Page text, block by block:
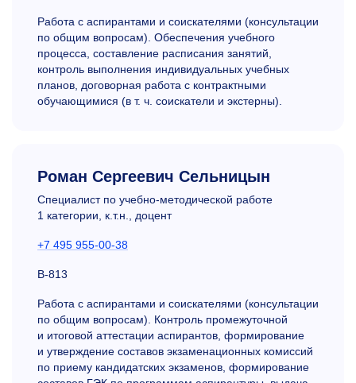
Работа с аспирантами и соискателями (консультации
по общим вопросам). Обеспечения учебного
процесса, составление расписания занятий,
контроль выполнения индивидуальных учебных
планов, договорная работа с контрактными
обучающимися (в т. ч. соискатели и экстерны).
Роман Сергеевич Сельницын
Специалист по учебно-методической работе
1 категории, к.т.н., доцент
+7 495 955-00-38
В-813
Работа с аспирантами и соискателями (консультации
по общим вопросам). Контроль промежуточной
и итоговой аттестации аспирантов, формирование
и утверждение составов экзаменационных комиссий
по приему кандидатских экзаменов, формирование